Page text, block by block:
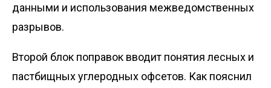
данными и использования межведомственных
разрывов.
Второй блок поправок вводит понятия лесных и
пастбищных углеродных офсетов. Как пояснил